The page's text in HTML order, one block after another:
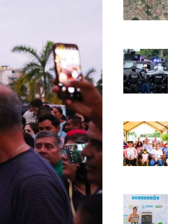
Vallarta
En Jalisco
Prioritarios
Vallarta
Al Mar
Por Privados
Cómo Tramitarlas?